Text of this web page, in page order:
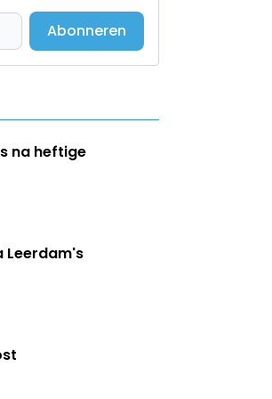
Abonneren
na heftige
Leerdam's